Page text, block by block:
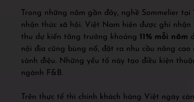
Trong những năm gần đây, nghề Sommelier
nhận thức xã hội. Việt Nam hiện được ghi nhận
thu dự kiến tăng trưởng khoảng 11% mỗi năm
nội địa cũng bùng nổ, đặt ra nhu cầu nâng
sành điệu. Những yếu tố này tạo điều kiện
ngành F&B.
Trên thực tế thì chính khách hàng Việt ngày